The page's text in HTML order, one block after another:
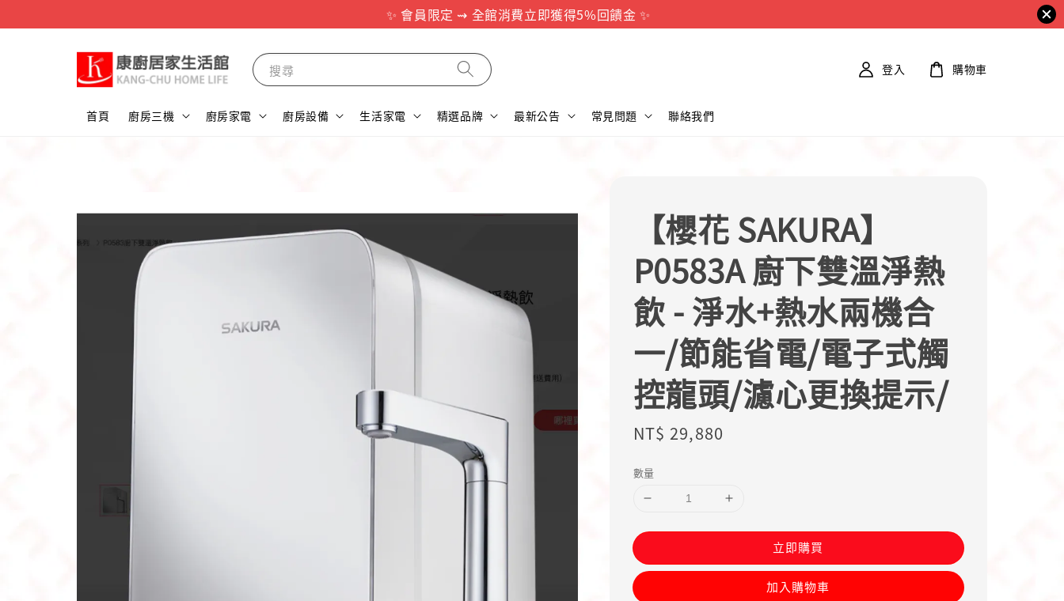
✨ 會員限定 ⇝ 全館消費立即獲得5%回饋金 ✨
搜尋
首頁 廚房三機 廚房家電 廚房設備 生活家電 精選品牌 最新公告 常見問題 聯絡我們
登入 購物車
【櫻花 SAKURA】
P0583A 廚下雙溫淨熱
飲 - 淨水+熱水兩機合
一/節能省電/電子式觸
控龍頭/濾心更換提示/
Regular
NT$ 29,880
數量
立即購買
加入購物車